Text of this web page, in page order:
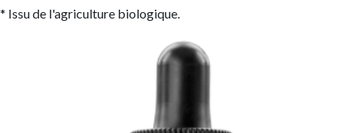
* Issu de l'agriculture biologique.